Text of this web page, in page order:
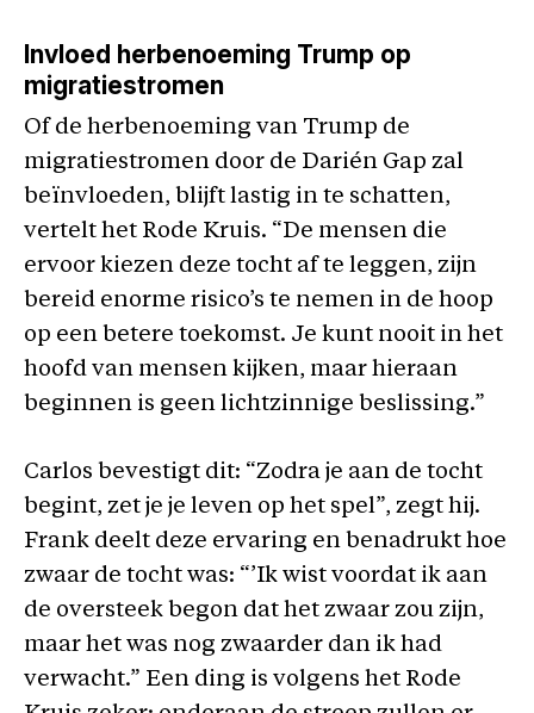
Invloed herbenoeming Trump op
migratiestromen
Of de herbenoeming van Trump de
migratiestromen door de Darién Gap zal
beïnvloeden, blijft lastig in te schatten,
vertelt het Rode Kruis. “De mensen die
ervoor kiezen deze tocht af te leggen, zijn
bereid enorme risico’s te nemen in de hoop
op een betere toekomst. Je kunt nooit in het
hoofd van mensen kijken, maar hieraan
beginnen is geen lichtzinnige beslissing.”
Carlos bevestigt dit: “Zodra je aan de tocht
begint, zet je je leven op het spel”, zegt hij.
Frank deelt deze ervaring en benadrukt hoe
zwaar de tocht was: “’Ik wist voordat ik aan
de oversteek begon dat het zwaar zou zijn,
maar het was nog zwaarder dan ik had
verwacht.” Een ding is volgens het Rode